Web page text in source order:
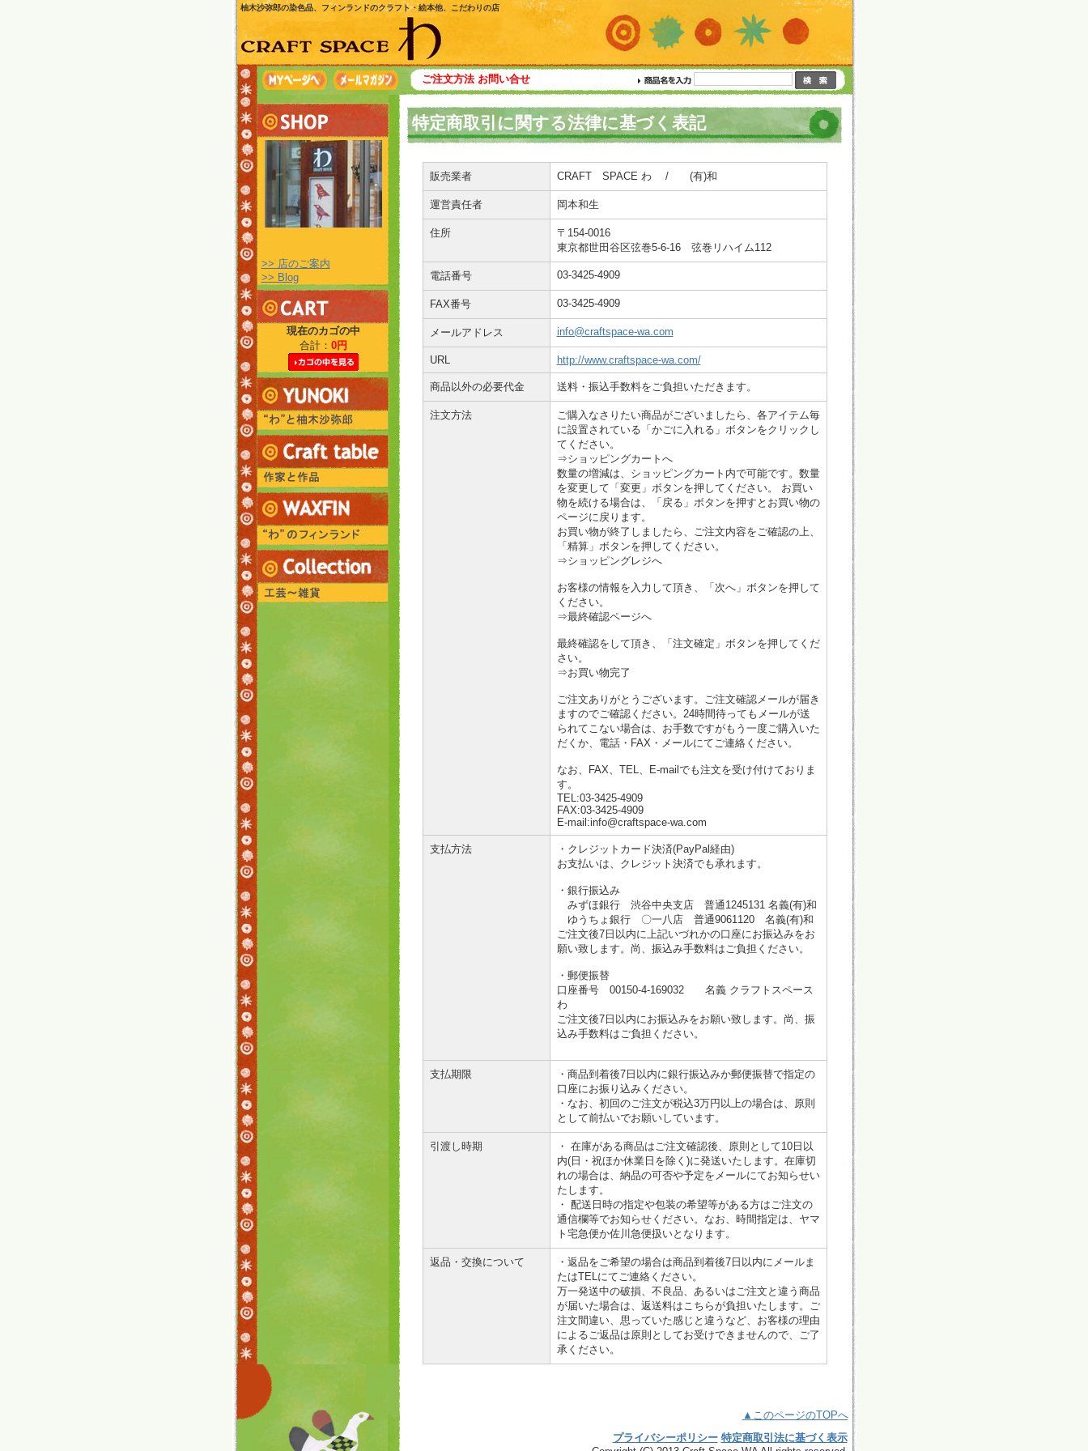
柚木沙弥郎の染色品、フィンランドのクラフト・絵本他、こだわりの店
ご注文方法 お問い合せ
>> 店のご案内
>> Blog
現在のカゴの中
合計： 0円
特定商取引に関する法律に基づく表記
販売業者 CRAFT SPACE わ / (有)和
運営責任者 岡本和生
住所
〒154-0016
東京都世田谷区弦巻5-6-16 弦巻リハイム112
電話番号 03-3425-4909
FAX番号 03-3425-4909
メールアドレス info@craftspace-wa.com
URL http://www.craftspace-wa.com/
商品以外の必要代金 送料・振込手数料をご負担いただきます。
注文方法
ご購入なさりたい商品がございましたら、各アイテム毎
に設置されている「かごに入れる」ボタンをクリックし
てください。
⇒ショッピングカートへ
数量の増減は、ショッピングカート内で可能です。数量
を変更して「変更」ボタンを押してください。 お買い
物を続ける場合は、「戻る」ボタンを押すとお買い物の
ページに戻ります。
お買い物が終了しましたら、ご注文内容をご確認の上、
「精算」ボタンを押してください。
⇒ショッピングレジへ
お客様の情報を入力して頂き、「次へ」ボタンを押して
ください。
⇒最終確認ページへ
最終確認をして頂き、「注文確定」ボタンを押してくだ
さい。
⇒お買い物完了
ご注文ありがとうございます。ご注文確認メールが届き
ますのでご確認ください。24時間待ってもメールが送
られてこない場合は、お手数ですがもう一度ご購入いた
だくか、電話・FAX・メールにてご連絡ください。
なお、FAX、TEL、E-mailでも注文を受け付けておりま
す。
TEL:03-3425-4909
FAX:03-3425-4909
E-mail:info@craftspace-wa.com
支払方法
・クレジットカード決済(PayPal経由)
お支払いは、クレジット決済でも承れます。
・銀行振込み
みずほ銀行 渋谷中央支店 普通1245131 名義(有)和
ゆうちょ銀行 〇一八店 普通9061120 名義(有)和
ご注文後7日以内に上記いづれかの口座にお振込みをお
願い致します。尚、振込み手数料はご負担ください。
・郵便振替
口座番号 00150-4-169032 名義 クラフトスペース
わ
ご注文後7日以内にお振込みをお願い致します。尚、振
込み手数料はご負担ください。
支払期限
・商品到着後7日以内に銀行振込みか郵便振替で指定の
口座にお振り込みください。
・なお、初回のご注文が税込3万円以上の場合は、原則
として前払いでお願いしています。
引渡し時期
・ 在庫がある商品はご注文確認後、原則として10日以
内(日・祝ほか休業日を除く)に発送いたします。在庫切
れの場合は、納品の可否や予定をメールにてお知らせい
たします。
・ 配送日時の指定や包装の希望等がある方はご注文の
通信欄等でお知らせください。なお、時間指定は、ヤマ
ト宅急便か佐川急便扱いとなります。
返品・交換について
・返品をご希望の場合は商品到着後7日以内にメールま
たはTELにてご連絡ください。
万一発送中の破損、不良品、あるいはご注文と違う商品
が届いた場合は、返送料はこちらが負担いたします。ご
注文間違い、思っていた感じと違うなど、お客様の理由
によるご返品は原則としてお受けできませんので、ご了
承ください。
▲このページのTOPへ
プライバシーポリシー 特定商取引法に基づく表示